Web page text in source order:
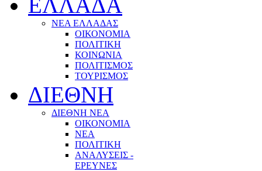
ΝΕΑ ΕΛΛΑΔΑΣ
ΟΙΚΟΝΟΜΙΑ
ΠΟΛΙΤΙΚΗ
ΚΟΙΝΩΝΙΑ
ΠΟΛΙΤΙΣΜΟΣ
ΤΟΥΡΙΣΜΟΣ
ΔΙΕΘΝΗ
ΔΙΕΘΝΗ ΝΕΑ
ΟΙΚΟΝΟΜΙΑ
ΝΕΑ
ΠΟΛΙΤΙΚΗ
ΑΝΑΛΥΣΕΙΣ -
ΕΡΕΥΝΕΣ